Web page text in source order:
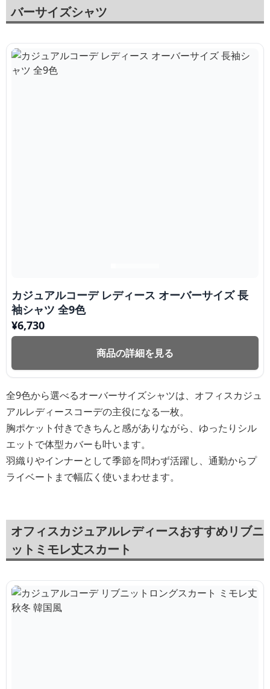
バーサイズシャツ
カジュアルコーデ レディース オーバーサイズ 長
袖シャツ 全9色
¥6,730
商品の詳細を見る
全9色から選べるオーバーサイズシャツは、オフィスカジュ
アルレディースコーデの主役になる一枚。
胸ポケット付きできちんと感がありながら、ゆったりシル
エットで体型カバーも叶います。
羽織りやインナーとして季節を問わず活躍し、通勤からプ
ライベートまで幅広く使いまわせます。
オフィスカジュアルレディースおすすめリブニ
ットミモレ丈スカート